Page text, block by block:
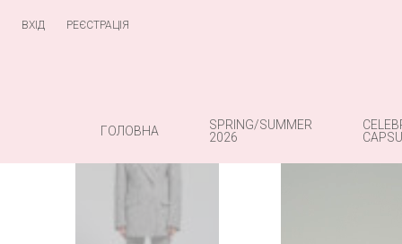
ВХІД РЕЄСТРАЦІЯ
ГОЛОВНА
SPRING/SUMMER
2026